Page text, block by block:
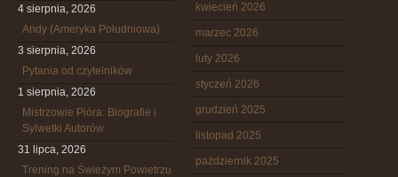
4 sierpnia, 2026
Andy (Ameryka Południowa)
3 sierpnia, 2026
Pytania od czytelników
1 sierpnia, 2026
Mistrzowie Pióra: Biografie i
Sylwetki Autorów
31 lipca, 2026
Trening na Świeżym Powietrzu
kwiecień 2026
marzec 2026
luty 2026
styczeń 2026
grudzień 2025
listopad 2025
październik 2025